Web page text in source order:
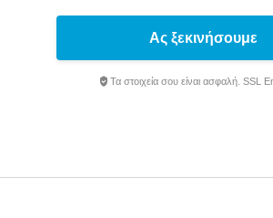
Ας ξεκινήσουμε
Τα στοιχεία σου είναι ασφαλή. SSL